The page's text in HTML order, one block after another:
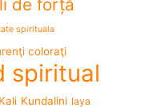
de forță
spirituala
coloraţi
spiritual
Kali Kundalini laya